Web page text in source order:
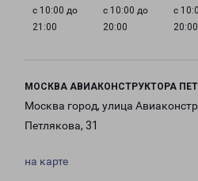
с 10:00 до
21:00
с 10:00 до
20:00
с
20:00
МОСКВА АВИАКОНСТРУКТОРА
Москва город, улица
Петлякова, 31
на карте